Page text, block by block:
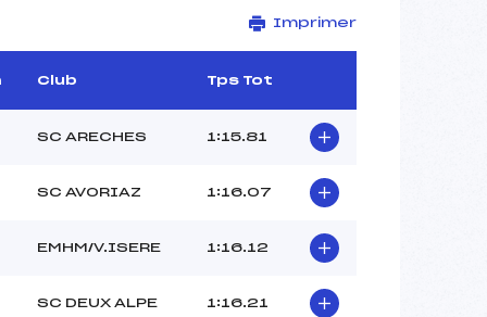
–
2675
Imprimer
Club Tps Tot
SC ARECHES 1:15.81
SC AVORIAZ 1:16.07
EMHM/V.ISERE 1:16.12
SC DEUX ALPE 1:16.21